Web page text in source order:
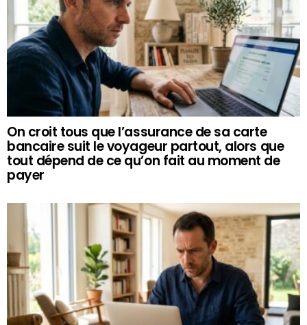
On croit tous que l’assurance de sa carte
bancaire suit le voyageur partout, alors que
tout dépend de ce qu’on fait au moment de
payer